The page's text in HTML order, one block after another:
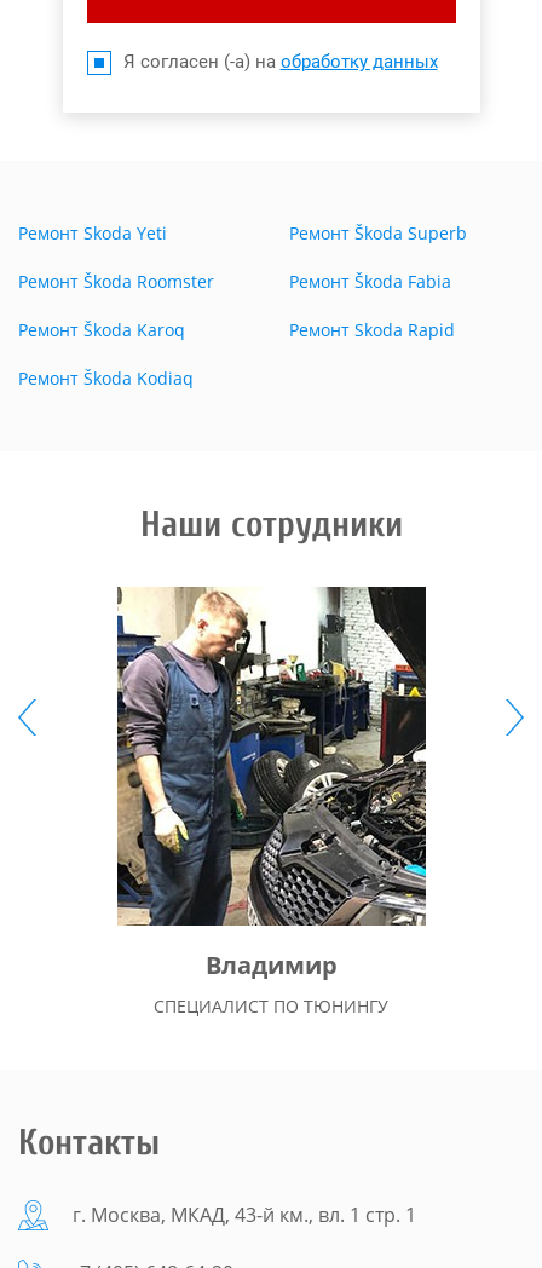
Я согласен (-а) на обработку данных
Ремонт Skoda Yeti
Ремонт Škoda Roomster
Ремонт Škoda Karoq
Ремонт Škoda Kodiaq
Ремонт Škoda Superb
Ремонт Škoda Fabia
Ремонт Skoda Rapid
Наши сотрудники
Владимир
СПЕЦИАЛИСТ ПО ТЮНИНГУ
Контакты
г. Москва, МКАД, 43-й км., вл. 1 стр. 1